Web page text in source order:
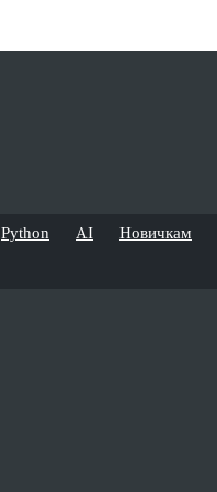
Python AI Новичкам